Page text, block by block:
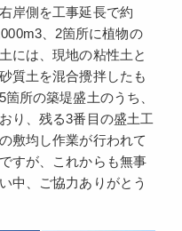
岸側を工事延長で約
、2箇所に植物の
には、現地の粘性土と
質土を混合攪拌したも
所の築堤盛土のうち、
り、残る3番目の盛土工
敷均し作業が行われて
すが、これからも無事
中、ご協力ありがとう